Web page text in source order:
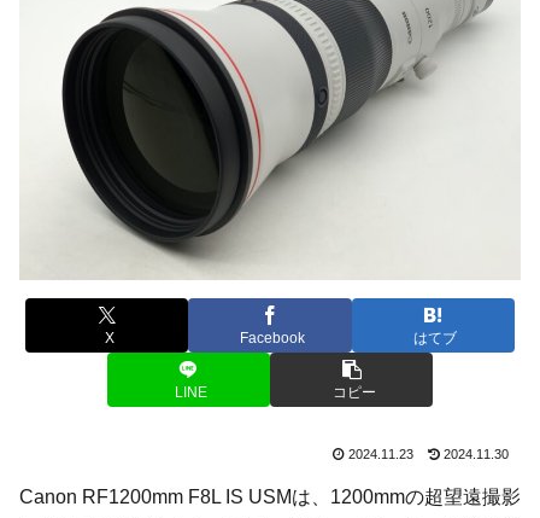
X Facebook はてブ
LINE コピー
2024.11.23 2024.11.30
Canon RF1200mm F8L IS USMは、1200mmの超望遠撮影